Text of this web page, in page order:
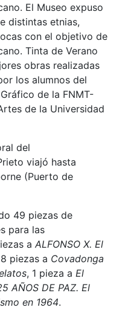
El Museo expuso
distintas etnias,
con el objetivo de
Tinta de Verano
obras realizadas
los alumnos del
de la FNMT-
de la Universidad
del
viajó hasta
(Puerto de
49 piezas de
para las
a ALFONSO X. El
piezas a Covadonga
, 1 pieza a El
AÑOS DE PAZ. El
en 1964.